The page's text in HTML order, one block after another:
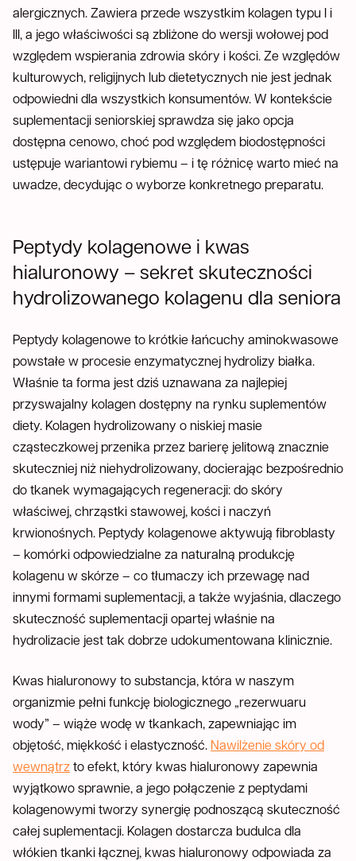
alergicznych. Zawiera przede wszystkim kolagen typu I i
III, a jego właściwości są zbliżone do wersji wołowej pod
względem wspierania zdrowia skóry i kości. Ze względów
kulturowych, religijnych lub dietetycznych nie jest jednak
odpowiedni dla wszystkich konsumentów. W kontekście
suplementacji seniorskiej sprawdza się jako opcja
dostępna cenowo, choć pod względem biodostępności
ustępuje wariantowi rybiemu – i tę różnicę warto mieć na
uwadze, decydując o wyborze konkretnego preparatu.
Peptydy kolagenowe i kwas
hialuronowy – sekret skuteczności
hydrolizowanego kolagenu dla seniora
Peptydy kolagenowe to krótkie łańcuchy aminokwasowe
powstałe w procesie enzymatycznej hydrolizy białka.
Właśnie ta forma jest dziś uznawana za najlepiej
przyswajalny kolagen dostępny na rynku suplementów
diety. Kolagen hydrolizowany o niskiej masie
cząsteczkowej przenika przez barierę jelitową znacznie
skuteczniej niż niehydrolizowany, docierając bezpośrednio
do tkanek wymagających regeneracji: do skóry
właściwej, chrząstki stawowej, kości i naczyń
krwionośnych. Peptydy kolagenowe aktywują fibroblasty
– komórki odpowiedzialne za naturalną produkcję
kolagenu w skórze – co tłumaczy ich przewagę nad
innymi formami suplementacji, a także wyjaśnia, dlaczego
skuteczność suplementacji opartej właśnie na
hydrolizacie jest tak dobrze udokumentowana klinicznie.
Kwas hialuronowy to substancja, która w naszym
organizmie pełni funkcję biologicznego „rezerwuaru
wody” – wiąże wodę w tkankach, zapewniając im
objętość, miękkość i elastyczność. Nawilżenie skóry od
wewnątrzto efekt, który kwas hialuronowy zapewnia
wyjątkowo sprawnie, a jego połączenie z peptydami
kolagenowymi tworzy synergię podnoszącą skuteczność
całej suplementacji. Kolagen dostarcza budulca dla
włókien tkanki łącznej, kwas hialuronowy odpowiada za